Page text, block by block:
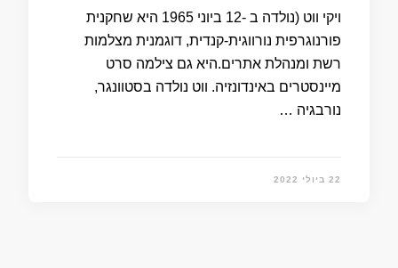
ויקי ווט (נולדה ב -12 ביוני 1965 היא שחקנית
פורנוגרפית נורווגית-קנדית, דוגמנית מצלמות
רשת ומנהלת אתרים.היא גם צילמה סרט
מיינסטרים באינדונזיה. ווט נולדה בסטוונגר,
נורבגיה …
22 ביולי 2022